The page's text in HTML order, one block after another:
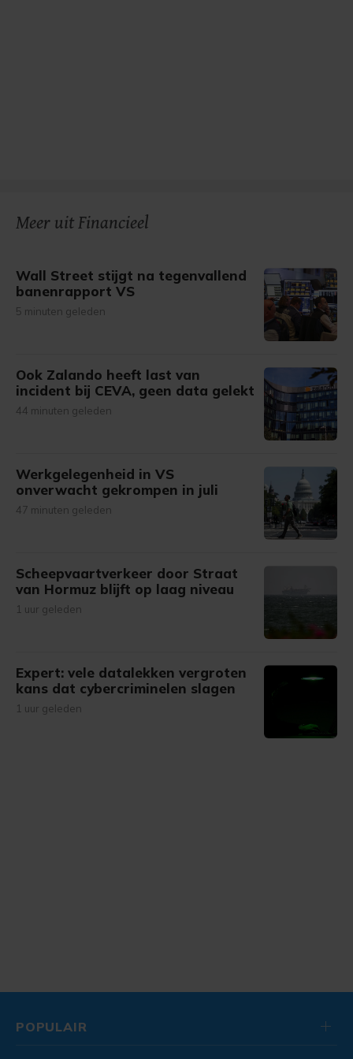
Meer uit Financieel
Wall Street stijgt na tegenvallend
banenrapport VS
5 minuten geleden
Ook Zalando heeft last van
incident bij CEVA, geen data gelekt
44 minuten geleden
Werkgelegenheid in VS
onverwacht gekrompen in juli
47 minuten geleden
Scheepvaartverkeer door Straat
van Hormuz blijft op laag niveau
1 uur geleden
Expert: vele datalekken vergroten
kans dat cybercriminelen slagen
1 uur geleden
POPULAIR